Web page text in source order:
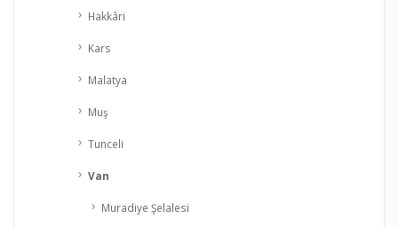
Hakkâri
Kars
Malatya
Muş
Tunceli
Van
Muradiye Şelalesi